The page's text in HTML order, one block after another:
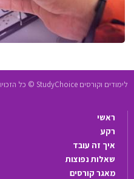
לימודים וקורסים StudyChoice © כל הזכויות שמורות 2026
ראשי
רקע
איך זה עובד
שאלות נפוצות
מאגר קורסים